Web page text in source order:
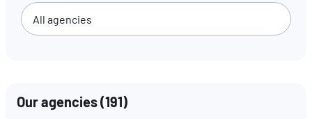
Our agencies(191)